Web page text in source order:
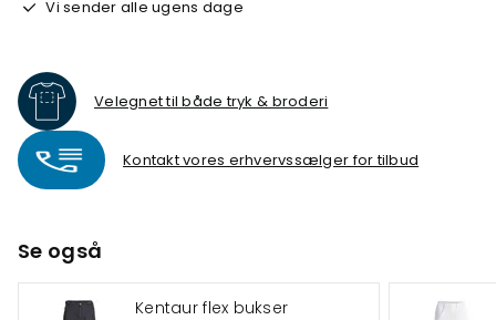
Vi sender alle ugens dage
Velegnet til både tryk & broderi
Kontakt vores erhvervssælger for tilbud
Se også
Kentaur flex bukser